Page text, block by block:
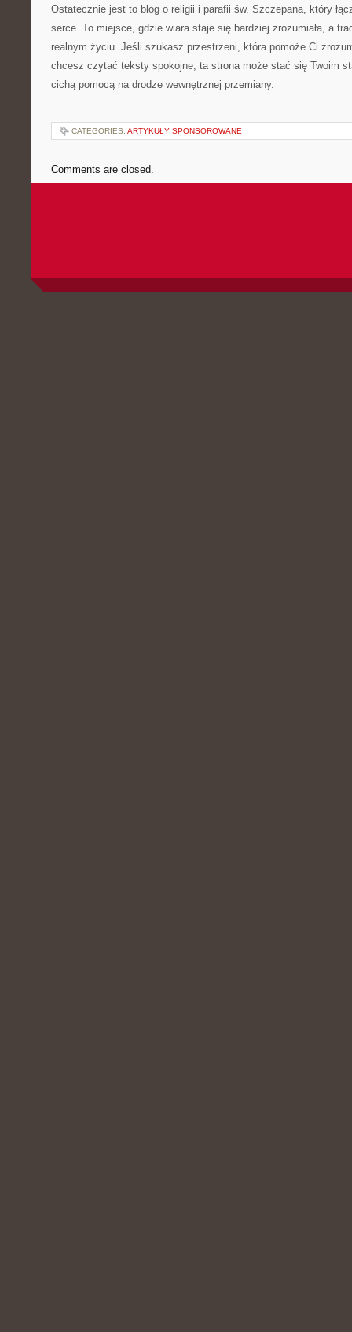
Ostatecznie jest to blog o religii i parafii św. Szczepana, który
serce. To miejsce, gdzie wiara staje się bardziej zrozumiała, a
realnym życiu. Jeśli szukasz przestrzeni, która pomoże Ci
chcesz czytać teksty spokojne, ta strona może stać się Twoim
cichą pomocą na drodze wewnętrznej przemiany.
CATEGORIES: ARTYKUŁY SPONSOROWANE
Comments are closed.